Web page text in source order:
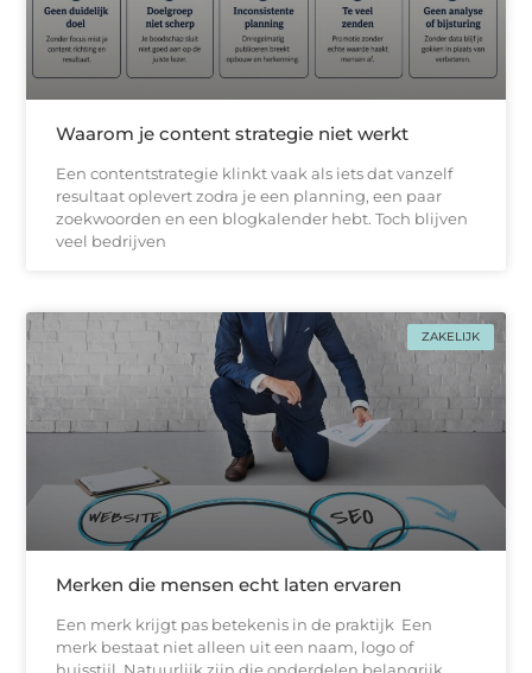
Waarom je content strategie niet werkt
Een contentstrategie klinkt vaak als iets dat vanzelf
resultaat oplevert zodra je een planning, een paar
zoekwoorden en een blogkalender hebt. Toch blijven
veel bedrijven
ZAKELIJK
Merken die mensen echt laten ervaren
Een merk krijgt pas betekenis in de praktijk Een
merk bestaat niet alleen uit een naam, logo of